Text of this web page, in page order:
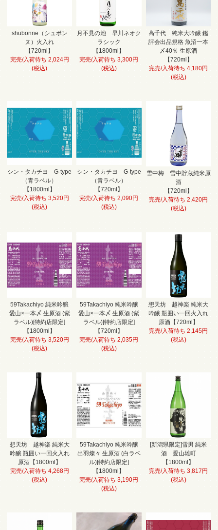
shubonne（シュボン
ヌ）火入れ
【720ml】
完売/入荷待ち 2,024円
(税込)
月不見の池 早川ネオク
ラシック
【1800ml】
完売/入荷待ち 3,300円
(税込)
高千代 純米大吟醸 鑑
評会出品規格 魚沼一本
〆40％ 生原酒
【720ml】
完売/入荷待ち 4,180円
(税込)
シン・タカチヨ G-type
（青ラベル）
【1800ml】
完売/入荷待ち 3,520円
(税込)
シン・タカチヨ G-type
（青ラベル）
【720ml】
完売/入荷待ち 2,090円
(税込)
雪中梅 雪中貯蔵純米原
酒
【720ml】
完売/入荷待ち 2,420円
(税込)
59Takachiyo 純米吟醸
愛山×一本〆 生原酒 (紫
ラベル)[特約店限定]
【1800ml】
完売/入荷待ち 3,520円
(税込)
59Takachiyo 純米吟醸
愛山×一本〆 生原酒 (紫
ラベル)[特約店限定]
【720ml】
完売/入荷待ち 2,035円
(税込)
想天坊 越神楽 純米大
吟醸 瓶囲い一回火入れ
原酒【720ml】
完売/入荷待ち 2,145円
(税込)
想天坊 越神楽 純米大
吟醸 瓶囲い一回火入れ
原酒【1800ml】
完売/入荷待ち 4,268円
(税込)
59Takachiyo 純米吟醸
出羽燦々 生原酒 (白ラベ
ル)[特約店限定]
【1800ml】
完売/入荷待ち 3,190円
(税込)
[新潟県限定]雪男 純米
酒 愛山雄町
【1800ml】
完売/入荷待ち 3,817円
(税込)